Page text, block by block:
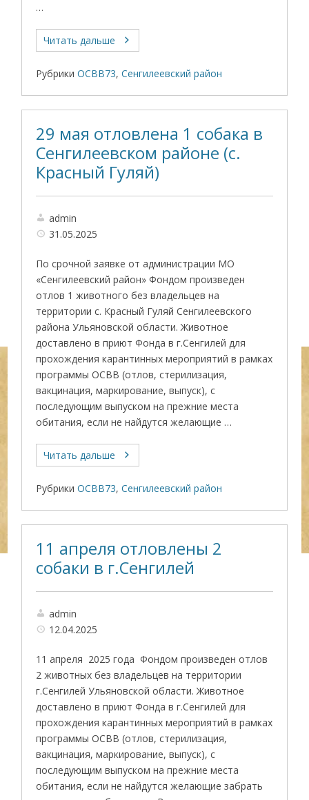
…
Читать дальше
Рубрики ОСВВ73,Сенгилеевский район
29 мая отловлена 1 собака в
Сенгилеевском районе (с.
Красный Гуляй)
admin
31.05.2025
По срочной заявке от администрации МО
«Сенгилеевский район» Фондом произведен
отлов 1 животного без владельцев на
территории с. Красный Гуляй Сенгилеевского
района Ульяновской области. Животное
доставлено в приют Фонда в г.Сенгилей для
прохождения карантинных мероприятий в рамках
программы ОСВВ (отлов, стерилизация,
вакцинация, маркирование, выпуск), с
последующим выпуском на прежние места
обитания, если не найдутся желающие …
Читать дальше
Рубрики ОСВВ73,Сенгилеевский район
11 апреля отловлены 2
собаки в г.Сенгилей
admin
12.04.2025
11 апреля 2025 года Фондом произведен отлов
2 животных без владельцев на территории
г.Сенгилей Ульяновской области. Животное
доставлено в приют Фонда в г.Сенгилей для
прохождения карантинных мероприятий в рамках
программы ОСВВ (отлов, стерилизация,
вакцинация, маркирование, выпуск), с
последующим выпуском на прежние места
обитания, если не найдутся желающие забрать